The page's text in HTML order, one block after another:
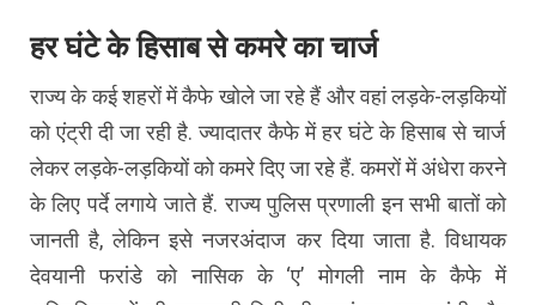
हर घंटे के हिसाब से कमरे का चार्ज
राज्य के कई शहरों में कैफे खोले जा रहे हैं और वहां लड़के-लड़कियों
को एंट्री दी जा रही है. ज्यादातर कैफे में हर घंटे के हिसाब से चार्ज
लेकर लड़के-लड़कियों को कमरे दिए जा रहे हैं. कमरों में अंधेरा करने
के लिए पर्दे लगाये जाते हैं. राज्य पुलिस प्रणाली इन सभी बातों को
जानती है, लेकिन इसे नजरअंदाज कर दिया जाता है. विधायक
देवयानी फरांडे को नासिक के ‘ए’ मोगली नाम के कैफे में